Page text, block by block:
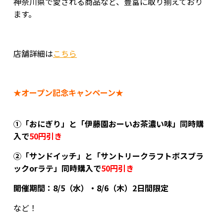
ます。
店舗詳細はこちら
★オープン記念キャンペーン★
①「おにぎり」と「伊藤園おーいお茶濃い味」同時購
入で50円引き
②「サンドイッチ」と「サントリークラフトボスブラ
ックorラテ」同時購入で50円引き
開催期間：8/5（水）・8/6（木）2日間限定
など！